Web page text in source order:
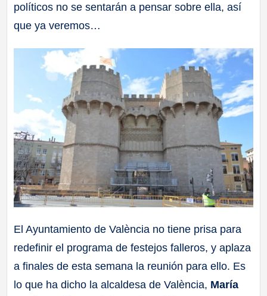
políticos no se sentarán a pensar sobre ella, así
que ya veremos…
El Ayuntamiento de València no tiene prisa para
redefinir el programa de festejos falleros, y aplaza
a finales de esta semana la reunión para ello. Es
lo que ha dicho la alcaldesa de València, María